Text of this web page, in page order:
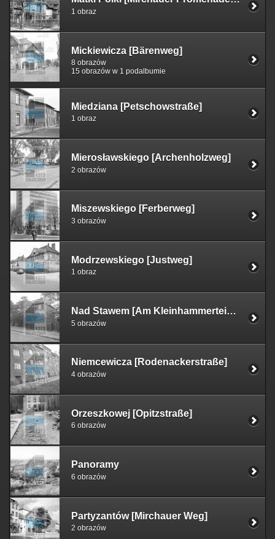
1 obraz
Mickiewicza [Bärenweg]
8 obrazów
15 obrazów w 1 podalbumie
Miedziana [Petschowstraße]
1 obraz
Mierosławskiego [Archenholzweg]
2 obrazów
Miszewskiego [Ferberweg]
3 obrazów
Modrzewskiego [Justweg]
1 obraz
Nad Stawem [Am Kleinhammerteich]
5 obrazów
Niemcewicza [Rodenackerstraße]
4 obrazów
Orzeszkowej [Opitzstraße]
6 obrazów
Panoramy
6 obrazów
Partyzantów [Mirchauer Weg]
2 obrazów